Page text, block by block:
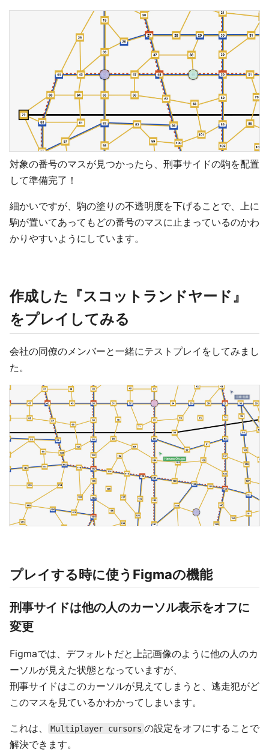
対象の番号のマスが見つかったら、刑事サイドの駒を配置
して準備完了！
細かいですが、駒の塗りの不透明度を下げることで、上に
駒が置いてあってもどの番号のマスに止まっているのかわ
かりやすいようにしています。
作成した『スコットランドヤード』
をプレイしてみる
会社の同僚のメンバーと一緒にテストプレイをしてみまし
た。
プレイする時に使うFigmaの機能
刑事サイドは他の人のカーソル表示をオフに
変更
Figmaでは、デフォルトだと上記画像のように他の人のカ
ーソルが見えた状態となっていますが、
刑事サイドはこのカーソルが見えてしまうと、逃走犯がど
このマスを見ているかわかってしまいます。
これは、 Multiplayer cursors の設定をオフにすることで
解決できます。